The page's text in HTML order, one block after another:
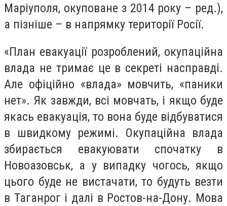
Маріуполя, окуповане з 2014 року – ред.),
а пізніше – в напрямку території Росії.
«План евакуації розроблений, окупаційна
влада не тримає це в секреті насправді.
Але офіційно «влада» мовчить, «паники
нет». Як завжди, всі мовчать, і якщо буде
якась евакуація, то вона буде відбуватися
в швидкому режимі. Окупаційна влада
збирається евакуювати спочатку в
Новоазовськ, а у випадку чогось, якщо
цього буде не вистачати, то будуть везти
в Таганрог і далі в Ростов-на-Дону. Мова